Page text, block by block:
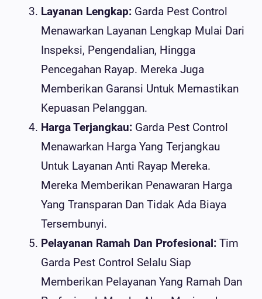
Layanan Lengkap: Garda Pest Control
Menawarkan Layanan Lengkap Mulai Dari
Inspeksi, Pengendalian, Hingga
Pencegahan Rayap. Mereka Juga
Memberikan Garansi Untuk Memastikan
Kepuasan Pelanggan.
Harga Terjangkau: Garda Pest Control
Menawarkan Harga Yang Terjangkau
Untuk Layanan Anti Rayap Mereka.
Mereka Memberikan Penawaran Harga
Yang Transparan Dan Tidak Ada Biaya
Tersembunyi.
Pelayanan Ramah Dan Profesional: Tim
Garda Pest Control Selalu Siap
Memberikan Pelayanan Yang Ramah Dan